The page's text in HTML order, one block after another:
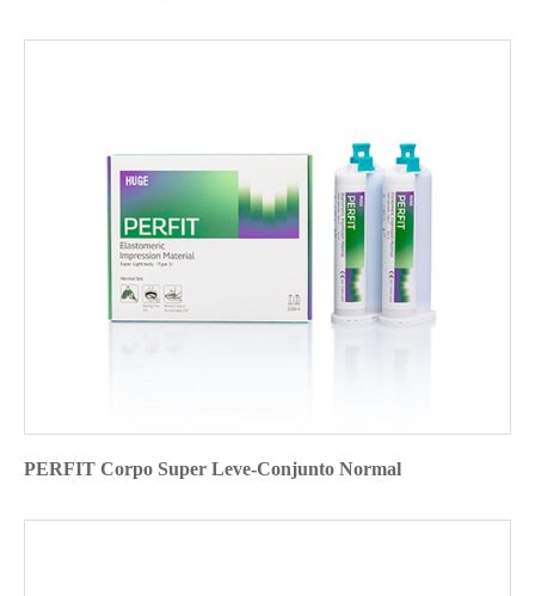
PERFIT Corpo Super Leve-Conjunto Normal